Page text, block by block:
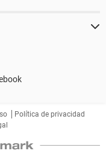
Política de privacidad